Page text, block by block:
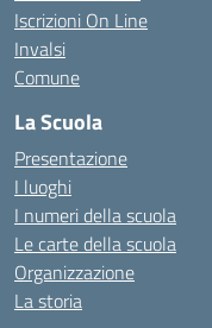
Iscrizioni On Line
Invalsi
Comune
La Scuola
Presentazione
I luoghi
I numeri della scuola
Le carte della scuola
Organizzazione
La storia